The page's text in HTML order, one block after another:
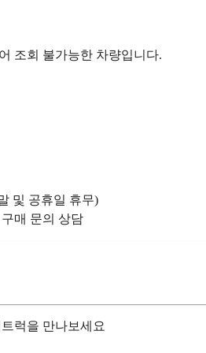
조회 불가능한 차량입니다.
및 공휴일 휴무)
매 문의 상담
럭을 만나보세요